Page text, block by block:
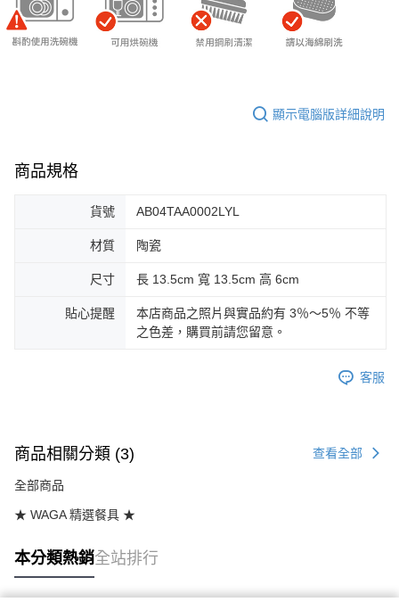
顯示電腦版詳細說明
商品規格
貨號 AB04TAA0002LYL
材質 陶瓷
尺寸 長 13.5cm 寬 13.5cm 高 6cm
貼心提醒
本店商品之照片與實品約有 3％～5％ 不等
之色差，購買前請您留意。
客服
商品相關分類 (3) 查看全部
全部商品
★ WAGA 精選餐具 ★
本分類熱銷全站排行